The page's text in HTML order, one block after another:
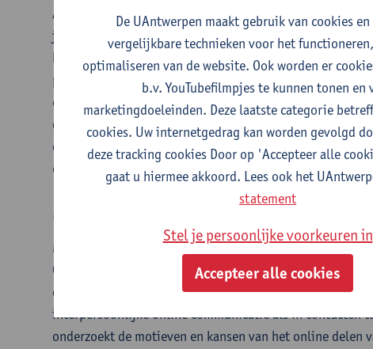
Aan de hand van recent onderzoek wordt de rol van
jongeren besproken. Zowel de unieke kansen als de
kunnen begeleiden naar veilig, kritisch en verantwoord
presentatie staan effectieve mediëringsstrategieën
om jongeren weerbaar te maken in hun digitale
de impact die opvoeders zelf kunnen hebben op de
door aan sharenting te doen, het online delen van
opvoeders hier op een veilige en bewuste manier mee
Michel Walrave
Michel Walrave is als gewoon hoogleraar digitale media
Communicatiewetenschappen van de Universiteit
onderzoeksgroep MIOS. Zijn onderzoek focust op het
interpersoonlijke online communicatie als in contacten
onderzoekt de motieven en kansen van het online
De UAntwerpen maakt gebruik van cookies en
vergelijkbare technieken voor het
optimaliseren van de website. Ook worden er
b.v. YouTubefilmpjes te kunnen tonen en
marketingdoeleinden. Deze laatste categorie
cookies. Uw internetgedrag kan worden gevolgd
deze tracking cookies Door op 'Accepteer alle
gaat u hiermee akkoord. Lees ook het
statement
Stel je persoonlijke voorkeuren in
Accepteer alle cookies